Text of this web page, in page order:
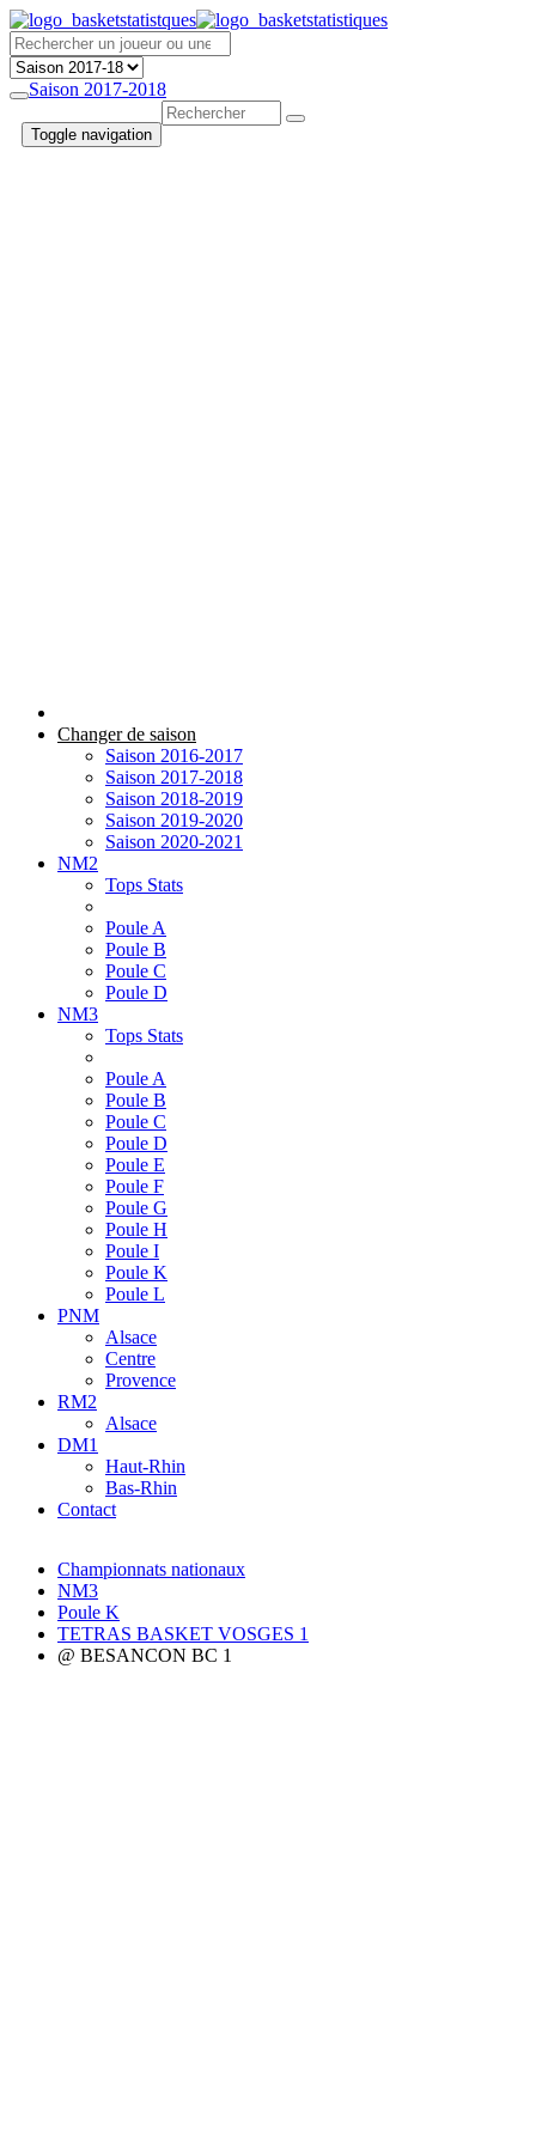
Saison 2017-2018
Toggle navigation
Changer de saison
Saison 2016-2017
Saison 2017-2018
Saison 2018-2019
Saison 2019-2020
Saison 2020-2021
NM2
Tops Stats
Poule A
Poule B
Poule C
Poule D
NM3
Tops Stats
Poule A
Poule B
Poule C
Poule D
Poule E
Poule F
Poule G
Poule H
Poule I
Poule K
Poule L
PNM
Alsace
Centre
Provence
RM2
Alsace
DM1
Haut-Rhin
Bas-Rhin
Contact
Championnats nationaux
NM3
Poule K
TETRAS BASKET VOSGES 1
@ BESANCON BC 1